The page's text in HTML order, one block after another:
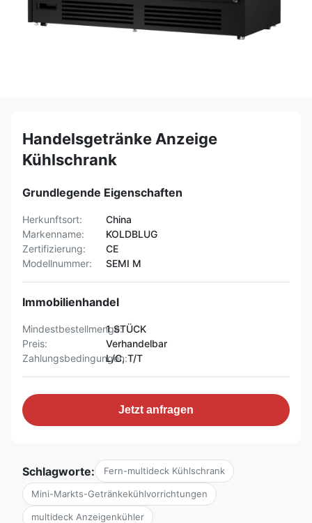
Handelsgetränke Anzeige
Kühlschrank
Grundlegende Eigenschaften
Herkunftsort:
China
Markenname:
KOLDBLUG
Zertifizierung:
CE
Modellnummer:
SEMI M
Immobilienhandel
Mindestbestellmenge:1 STÜCK
Preis:
Verhandelbar
Zahlungsbedingungen:
L/C, T/T
Jetzt anfragen
Schlagworte: Fern-multideck Kühlschrank
Mini-Markts-Getränkekühlvorrichtungen
multideck Anzeigenkühler